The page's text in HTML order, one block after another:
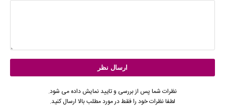
نظرات شما پس از بررسی و تایید نمایش داده می شود.
لطفا نظرات خود را فقط در مورد مطلب بالا ارسال کنید.